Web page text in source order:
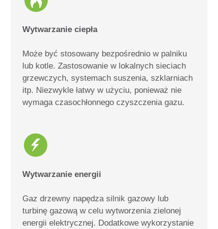
Wytwarzanie ciepła
Może być stosowany bezpośrednio w palniku
lub kotle. Zastosowanie w lokalnych sieciach
grzewczych, systemach suszenia, szklarniach
itp. Niezwykle łatwy w użyciu, ponieważ nie
wymaga czasochłonnego czyszczenia gazu.
Wytwarzanie energii
Gaz drzewny napędza silnik gazowy lub
turbinę gazową w celu wytworzenia zielonej
energii elektrycznej. Dodatkowe wykorzystanie